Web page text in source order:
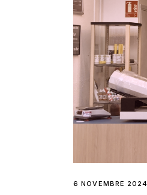
6 NOVEMBRE 2024